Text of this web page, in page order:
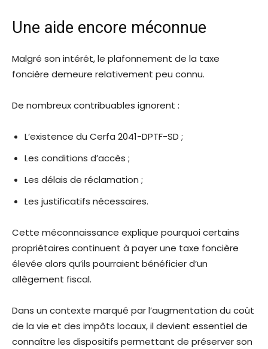
Une aide encore méconnue
Malgré son intérêt, le plafonnement de la taxe
foncière demeure relativement peu connu.
De nombreux contribuables ignorent :
L’existence du Cerfa 2041-DPTF-SD ;
Les conditions d’accès ;
Les délais de réclamation ;
Les justificatifs nécessaires.
Cette méconnaissance explique pourquoi certains
propriétaires continuent à payer une taxe foncière
élevée alors qu’ils pourraient bénéficier d’un
allègement fiscal.
Dans un contexte marqué par l’augmentation du coût
de la vie et des impôts locaux, il devient essentiel de
connaître les dispositifs permettant de préserver son